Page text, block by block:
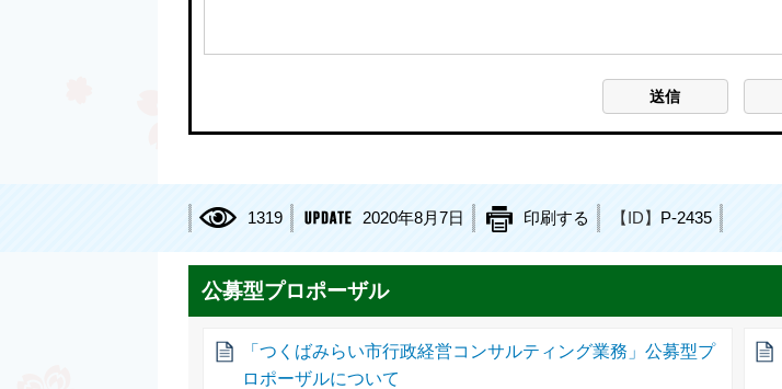
1319 2020年8月7日 印刷する 【ID】 P-2435
公募型プロポーザル
「つくばみらい市行政経営コンサルティング業務」公募型プ
ロポーザルについて